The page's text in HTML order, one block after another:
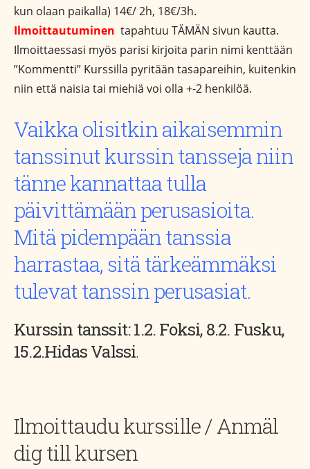
kun olaan paikalla) 14€/ 2h, 18€/3h.
Ilmoittautuminen tapahtuu TÄMÄN sivun kautta.
Ilmoittaessasi myös parisi kirjoita parin nimi kenttään
”Kommentti” Kurssilla pyritään tasapareihin, kuitenkin
niin että naisia tai miehiä voi olla +-2 henkilöä.
Vaikka olisitkin aikaisemmin
tanssinut kurssin tansseja niin
tänne kannattaa tulla
päivittämään perusasioita.
Mitä pidempään tanssia
harrastaa, sitä tärkeämmäksi
tulevat tanssin perusasiat.
Kurssin tanssit: 1.2. Foksi, 8.2. Fusku,
15.2.Hidas Valssi.
Ilmoittaudu kurssille / Anmäl
dig till kursen